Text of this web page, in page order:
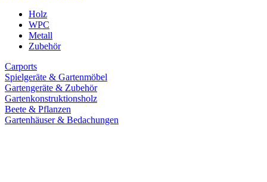
Holz
WPC
Metall
Zubehör
Carports
Spielgeräte & Gartenmöbel
Gartengeräte & Zubehör
Gartenkonstruktionsholz
Beete & Pflanzen
Gartenhäuser & Bedachungen